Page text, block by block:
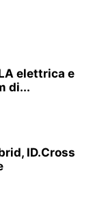
elettrica e
di...
ID.Cross